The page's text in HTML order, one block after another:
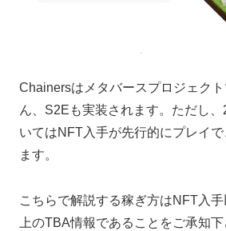
Chainersはメタバースプロジェク
ん、S2Eも実装されます。ただし
いてはNFT入手が先行的にプレイ
ます。
こちらで解説する稼ぎ方はNFT入
上のTBA情報であることをご承知下